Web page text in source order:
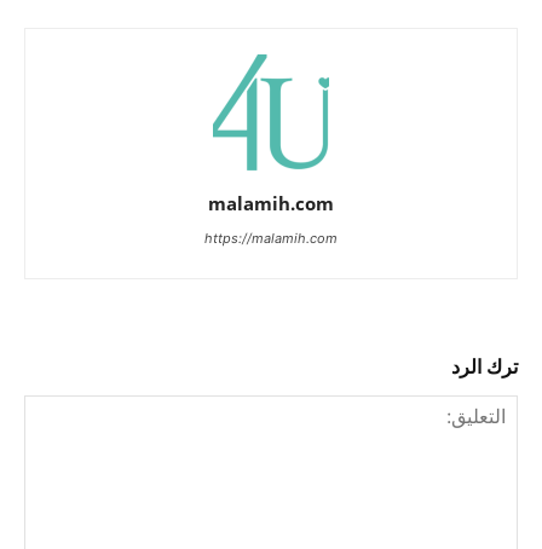
malamih.com
https://malamih.com
ترك الرد